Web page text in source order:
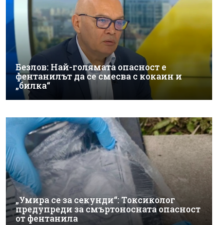
Безлов: Най-голямата опасност е
фентанилът да се смесва с кокаин и
„билка“
„Умира се за секунди“: Токсиколог
предупреди за смъртоносната опасност
от фентанила